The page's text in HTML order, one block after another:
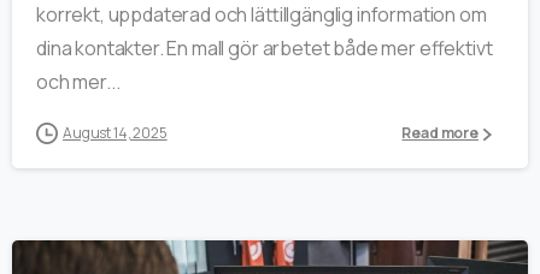
korrekt, uppdaterad och lättillgänglig information om
dina kontakter. En mall gör arbetet både mer effektivt
och mer...
August 14, 2025 Read more